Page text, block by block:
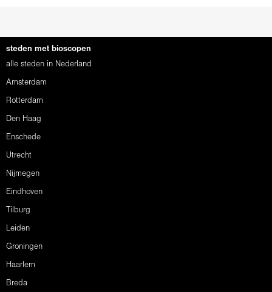
steden met bioscopen
alle steden in Nederland
Amsterdam
Rotterdam
Den Haag
Enschede
Utrecht
Nijmegen
Eindhoven
Tilburg
Leiden
Groningen
Haarlem
Breda